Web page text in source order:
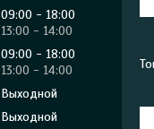
09:00
18:00
13:00
14:00
09:00
18:00
13:00
14:00
Выходной
Выходной